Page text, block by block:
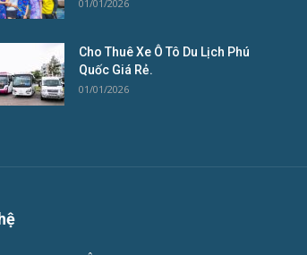
01/01/2026
Cho Thuê Xe Ô Tô Du Lịch Phú
Quốc Giá Rẻ.
01/01/2026